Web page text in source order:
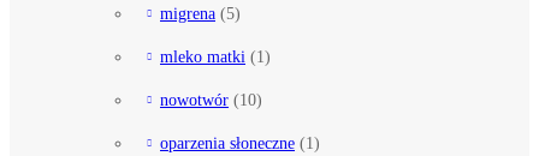
migrena (5)
mleko matki (1)
nowotwór (10)
oparzenia słoneczne (1)